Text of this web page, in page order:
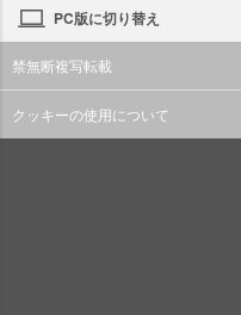
PC版に切り替え
禁無断複写転載
クッキーの使用について